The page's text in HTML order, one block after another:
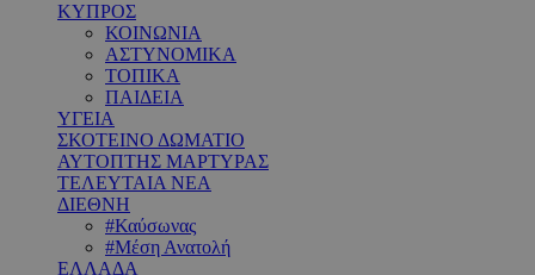
ΚΥΠΡΟΣ
ΚΟΙΝΩΝΙΑ
ΑΣΤΥΝΟΜΙΚΑ
ΤΟΠΙΚΑ
ΠΑΙΔΕΙΑ
ΥΓΕΙΑ
ΣΚΟΤΕΙΝΟ ΔΩΜΑΤΙΟ
ΑΥΤΟΠΤΗΣ ΜΑΡΤΥΡΑΣ
ΤΕΛΕΥΤΑΙΑ ΝΕΑ
ΔΙΕΘΝΗ
#Καύσωνας
#Μέση Ανατολή
ΕΛΛΑΔΑ